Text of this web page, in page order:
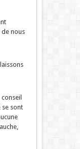
de nous
se sont